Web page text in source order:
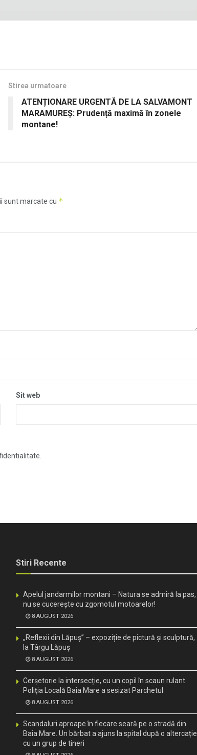
Stirea urmatoare
ATENȚIONARE URGENTĂ DE LA SALVAMONT
MARAMUREȘ: Prudență maximă în zonele
montane!
sunt marcate cu *
Sit web
Stiri Recente
Apelul jandarmilor montani – Natura se admiră la pas,
nu se cucerește cu zgomotul motoarelor!
8 AUGUST 2026
„Reflexii din Lăpuș” – expoziție de pictură și sculptură,
la Târgu Lăpuș
8 AUGUST 2026
Cerșetorie la intersecție, cu un copil în scaun rulant.
Poliția Locală Baia Mare a sesizat Parchetul
8 AUGUST 2026
Scandaluri aproape în fiecare seară pe o stradă din
Baia Mare. Un bărbat a ajuns la spital după o altercație
cu un grup de tineri